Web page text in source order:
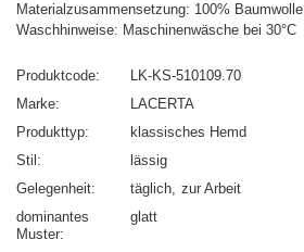
Materialzusammensetzung: 100% Baumwolle
Waschhinweise: Maschinenwäsche bei 30°C
Produktcode
LK-KS-510109.70
Marke
LACERTA
Produkttyp
klassisches Hemd
Stil
lässig
Gelegenheit
täglich zur Arbeit
dominantes
Muster
glatt